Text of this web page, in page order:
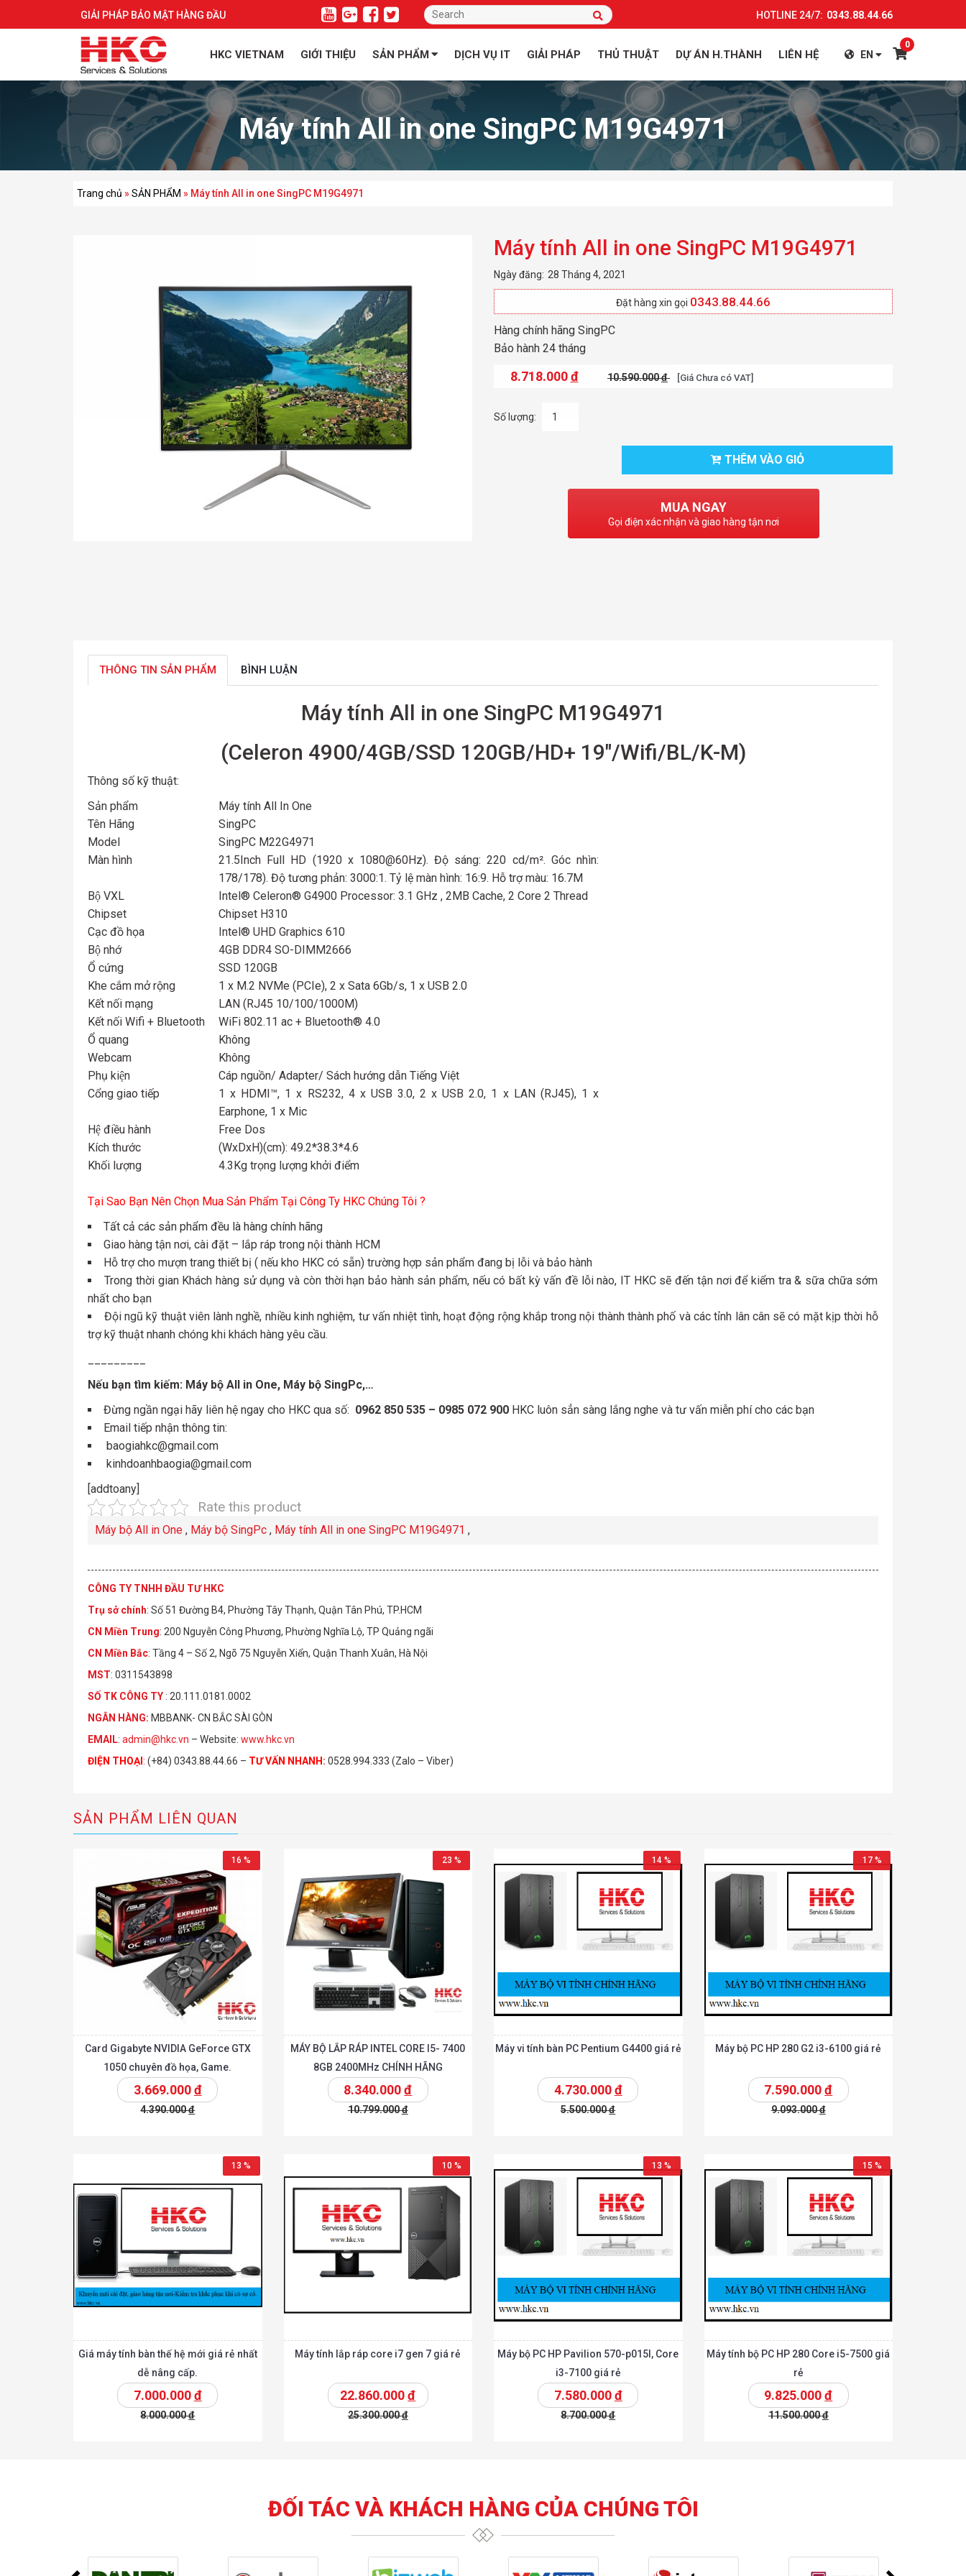
GIẢI PHÁP BẢO MẬT HÀNG ĐẦU HOTLINE 24/7: 0343.88.44.66
HKC VIETNAM GIỚI THIỆU SẢN PHẨM DỊCH VỤ IT GIẢI PHÁP THỦ THUẬT DỰ ÁN H.THÀNH LIÊN HỆ EN
0
Máy tính All in one SingPC M19G4971
Trang chủ »SẢN PHẨM » Máy tính All in one SingPC M19G4971
Máy tính All in one SingPC M19G4971
Ngày đăng: 28 Tháng 4, 2021
Đặt hàng xin gọi 0343.88.44.66
Hàng chính hãng SingPC
Bảo hành 24 tháng
8.718.000đ 10.590.000đ [Giá Chưa có VAT]
Số lượng:
THÊM VÀO GIỎ
MUA NGAY
Gọi điện xác nhận và giao hàng tận nơi
THÔNG TIN SẢN PHẨM BÌNH LUẬN
Máy tính All in one SingPC M19G4971
(Celeron 4900/4GB/SSD 120GB/HD+ 19″/Wifi/BL/K-M)
Thông số kỹ thuật:
Sản phẩm
Máy tính All In One
Tên Hãng
SingPC
Model
SingPC M22G4971
Màn hình
21.5Inch Full HD (1920 x 1080@60Hz). Độ sáng: 220 cd/m². Góc nhìn:
178/178). Độ tương phản: 3000:1. Tỷ lệ màn hình: 16:9. Hỗ trợ màu: 16.7M
Bộ VXL
Intel® Celeron® G4900 Processor: 3.1 GHz , 2MB Cache, 2 Core 2 Thread
Chipset
Chipset H310
Cạc đồ họa
Intel® UHD Graphics 610
Bộ nhớ
4GB DDR4 SO-DIMM2666
Ổ cứng
SSD 120GB
Khe cắm mở rộng
1 x M.2 NVMe (PCIe), 2 x Sata 6Gb/s, 1 x USB 2.0
Kết nối mạng
LAN (RJ45 10/100/1000M)
Kết nối Wifi + Bluetooth
WiFi 802.11 ac + Bluetooth® 4.0
Ổ quang
Không
Webcam
Không
Phụ kiện
Cáp nguồn/ Adapter/ Sách hướng dẫn Tiếng Việt
Cổng giao tiếp
1 x HDMI™, 1 x RS232, 4 x USB 3.0, 2 x USB 2.0, 1 x LAN (RJ45), 1 x
Earphone, 1 x Mic
Hệ điều hành
Free Dos
Kích thước
(WxDxH)(cm): 49.2*38.3*4.6
Khối lượng
4.3Kg trọng lượng khởi điểm
Tại Sao Bạn Nên Chọn Mua Sản Phẩm Tại Công Ty HKC Chúng Tôi ?
Tất cả các sản phẩm đều là hàng chính hãng
Giao hàng tận nơi, cài đặt – lắp ráp trong nội thành HCM
Hỗ trợ cho mượn trang thiết bị ( nếu kho HKC có sẵn) trường hợp sản phẩm đang bị lỗi và bảo hành
Trong thời gian Khách hàng sử dụng và còn thời hạn bảo hành sản phẩm, nếu có bất kỳ vấn đề lỗi nào, IT HKC sẽ đến tận nơi để kiểm tra & sữa chữa sớm
nhất cho bạn
Đội ngũ kỹ thuật viên lành nghề, nhiều kinh nghiệm, tư vấn nhiệt tình, hoạt động rộng khắp trong nội thành thành phố và các tỉnh lân cân sẽ có mặt kịp thời hỗ
trợ kỹ thuật nhanh chóng khi khách hàng yêu cầu.
Nếu bạn tìm kiếm: Máy bộ All in One, Máy bộ SingPc,…
Đừng ngần ngại hãy liên hệ ngay cho HKC qua số: 0962 850 535 – 0985 072 900 HKC luôn sẳn sàng lắng nghe và tư vấn miễn phí cho các bạn
Email tiếp nhận thông tin:
baogiahkc@gmail.com
kinhdoanhbaogia@gmail.com
[addtoany]
Rate this product
Máy bộ All in One , Máy bộ SingPc , Máy tính All in one SingPC M19G4971 ,
CÔNG TY TNHH ĐẦU TƯ HKC
Trụ sở chính: Số 51 Đường B4, Phường Tây Thạnh, Quận Tân Phú, TP.HCM
CN Miền Trung: 200 Nguyễn Công Phương, Phường Nghĩa Lộ, TP Quảng ngãi
CN Miền Bắc: Tầng 4 – Số 2, Ngõ 75 Nguyễn Xiển, Quận Thanh Xuân, Hà Nội
MST: 0311543898
SỐ TK CÔ NG TY : 20.111.0181.0002
NGÂN HÀNG: MBBANK- CN BẮC SÀI GÒN
EMAIL: admin@hkc.vn – Website: www.hkc.vn
ĐIỆN THOẠI : (+84) 0343.88.44.66 – TƯ VẤN NHANH : 0528.994.333 (Zalo – Viber)
SẢN PHẨM LIÊN QUAN
16 %
Card Gigabyte NVIDIA GeForce GTX
1050 chuyên đồ họa, Game.
3.669.000đ
4.390.000đ
23 %
MÁY BỘ LẮP RÁP INTEL CORE I5- 7400
8GB 2400MHz CHÍNH HÃNG
8.340.000đ
10.799.000đ
14 %
Máy vi tính bàn PC Pentium G4400 giá rẻ
4.730.000đ
5.500.000đ
17 %
Máy bộ PC HP 280 G2 i3-6100 giá rẻ
7.590.000đ
9.093.000đ
13 %
Giá máy tính bàn thế hệ mới giá rẻ nhất
dễ nâng cấp.
7.000.000đ
8.000.000đ
10 %
Máy tính lắp ráp core i7 gen 7 giá rẻ
22.860.000đ
25.300.000đ
13 %
Máy bộ PC HP Pavilion 570-p015l, Core
i3-7100 giá rẻ
7.580.000đ
8.700.000đ
15 %
Máy tính bộ PC HP 280 Core i5-7500 giá
rẻ
9.825.000đ
11.500.000đ
ĐỐI TÁC VÀ KHÁCH HÀNG CỦA CHÚNG TÔI